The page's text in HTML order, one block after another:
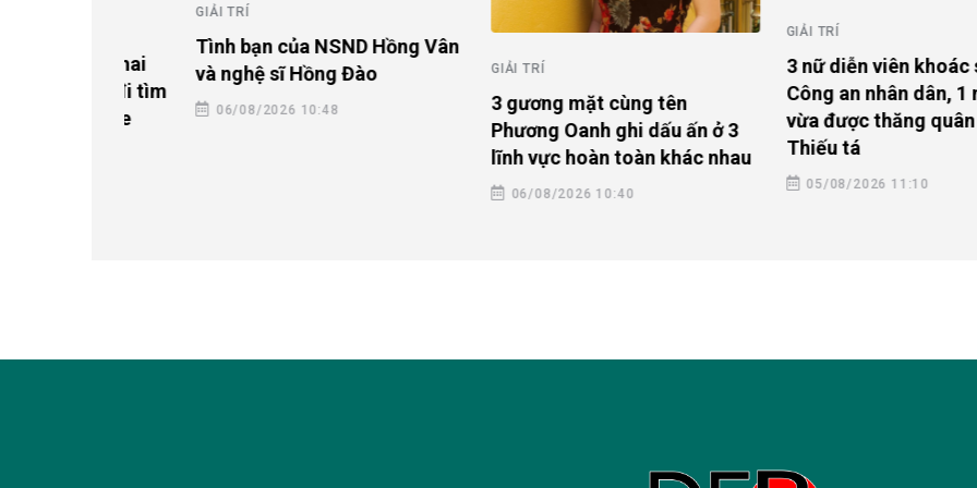
Tình bạn của NSND Hồng Vân
và nghệ sĩ Hồng Đào
06/08/2026 10:48
3 gương mặt cùng tên
Phương Oanh ghi dấu ấn ở 3
lĩnh vực hoàn toàn khác nhau
06/08/2026 10:40
GIẢI TRÍ
3 nữ diễn viên khoác sắc
Công an nhân dân, 1 người
vừa được thăng quân hàm
Thiếu tá
05/08/2026 11:10